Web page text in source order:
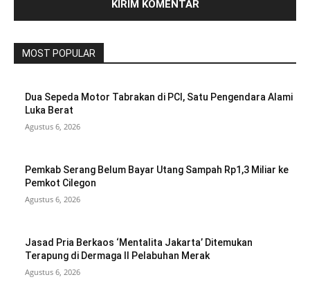
MOST POPULAR
Dua Sepeda Motor Tabrakan di PCI, Satu Pengendara Alami
Luka Berat
Agustus 6, 2026
Pemkab Serang Belum Bayar Utang Sampah Rp1,3 Miliar ke
Pemkot Cilegon
Agustus 6, 2026
Jasad Pria Berkaos ‘Mentalita Jakarta’ Ditemukan
Terapung di Dermaga II Pelabuhan Merak
Agustus 6, 2026